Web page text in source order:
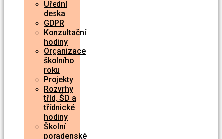
Úřední
deska
GDPR
Konzultační
hodiny
Organizace
školního
roku
Projekty
Rozvrhy
tříd, ŠD a
třídnické
hodiny
Školní
poradenské